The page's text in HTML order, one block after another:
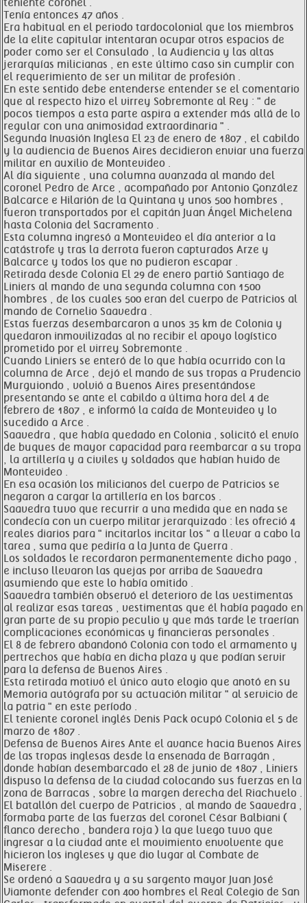
teniente coronel .
Tenía entonces 47 años .
Era habitual en el periodo tardocolonial que los miembros
de la elite capitular intentaran ocupar otros espacios de
poder como ser el Consulado , la Audiencia y las altas
jerarquías milicianas , en este último caso sin cumplir con
el requerimiento de ser un militar de profesión .
En este sentido debe entenderse entender se el comentario
que al respecto hizo el virrey Sobremonte al Rey : " de
pocos tiempos a esta parte aspira a extender más allá de lo
regular con una animosidad extraordinaria " .
Segunda Invasión Inglesa El 23 de enero de 1807 , el cabildo
y la audiencia de Buenos Aires decidieron enviar una fuerza
militar en auxilio de Montevideo .
Al día siguiente , una columna avanzada al mando del
coronel Pedro de Arce , acompañado por Antonio González
Balcarce e Hilarión de la Quintana y unos 500 hombres ,
fueron transportados por el capitán Juan Ángel Michelena
hasta Colonia del Sacramento .
Esta columna ingresó a Montevideo el día anterior a la
catástrofe y tras la derrota fueron capturados Arze y
Balcarce y todos los que no pudieron escapar .
Retirada desde Colonia El 29 de enero partió Santiago de
Liniers al mando de una segunda columna con 1500
hombres , de los cuales 500 eran del cuerpo de Patricios al
mando de Cornelio Saavedra .
Estas fuerzas desembarcaron a unos 35 km de Colonia y
quedaron inmovilizadas al no recibir el apoyo logístico
prometido por el virrey Sobremonte .
Cuando Liniers se enteró de lo que había ocurrido con la
columna de Arce , dejó el mando de sus tropas a Prudencio
Murguiondo , volvió a Buenos Aires presentándose
presentando se ante el cabildo a última hora del 4 de
febrero de 1807 , e informó la caída de Montevideo y lo
sucedido a Arce .
Saavedra , que había quedado en Colonia , solicitó el envío
de buques de mayor capacidad para reembarcar a su tropa
, la artillería y a civiles y soldados que habían huido de
Montevideo .
En esa ocasión los milicianos del cuerpo de Patricios se
negaron a cargar la artillería en los barcos .
Saavedra tuvo que recurrir a una medida que en nada se
condecía con un cuerpo militar jerarquizado : les ofreció 4
reales diarios para " incitarlos incitar los " a llevar a cabo la
tarea , suma que pediría a la Junta de Guerra .
Los soldados le recordaron permanentemente dicho pago ,
e incluso llevaron las quejas por arriba de Saavedra
asumiendo que este lo había omitido .
Saavedra también observó el deterioro de las vestimentas
al realizar esas tareas , vestimentas que él había pagado en
gran parte de su propio peculio y que más tarde le traerían
complicaciones económicas y financieras personales .
El 8 de febrero abandonó Colonia con todo el armamento y
pertrechos que había en dicha plaza y que podían servir
para la defensa de Buenos Aires .
Esta retirada motivó el único auto elogio que anotó en su
Memoria autógrafa por su actuación militar " al servicio de
la patria " en este período .
El teniente coronel inglés Denis Pack ocupó Colonia el 5 de
marzo de 1807 .
Defensa de Buenos Aires Ante el avance hacia Buenos Aires
de las tropas inglesas desde la ensenada de Barragán ,
donde habían desembarcado el 28 de junio de 1807 , Liniers
dispuso la defensa de la ciudad colocando sus fuerzas en la
zona de Barracas , sobre la margen derecha del Riachuelo .
El batallón del cuerpo de Patricios , al mando de Saavedra ,
formaba parte de las fuerzas del coronel César Balbiani (
flanco derecho , bandera roja ) la que luego tuvo que
ingresar a la ciudad ante el movimiento envolvente que
hicieron los ingleses y que dio lugar al Combate de
Miserere .
Se ordenó a Saavedra y a su sargento mayor Juan José
Viamonte defender con 400 hombres el Real Colegio de San